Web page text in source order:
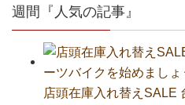
週間『人気の記事』
店頭在庫入れ替えSALE